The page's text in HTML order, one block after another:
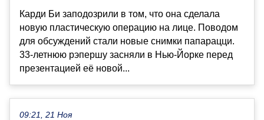
Карди Би заподозрили в том, что она сделала
новую пластическую операцию на лице. Поводом
для обсуждений стали новые снимки папарацци.
33-летнюю рэпершу засняли в Нью-Йорке перед
презентацией её новой...
09:21, 21 Ноя